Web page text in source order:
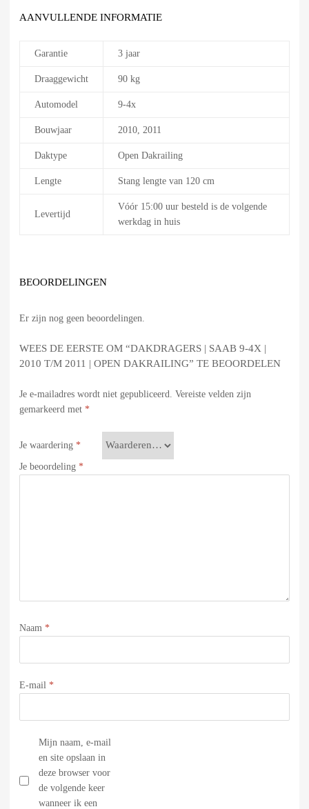
AANVULLENDE INFORMATIE
Garantie 3 jaar
Draaggewicht 90 kg
Automodel 9-4x
Bouwjaar 2010, 2011
Daktype Open Dakrailing
Lengte Stang lengte van 120 cm
Levertijd
Vóór 15:00 uur besteld is de volgende
werkdag in huis
BEOORDELINGEN
Er zijn nog geen beoordelingen.
WEES DE EERSTE OM “DAKDRAGERS | SAAB 9-4X |
2010 T/M 2011 | OPEN DAKRAILING” TE BEOORDELEN
Je e-mailadres wordt niet gepubliceerd. Vereiste velden zijn
gemarkeerd met *
Je waardering *
Je beoordeling *
Naam *
E-mail *
Mijn naam, e-mail
en site opslaan in
deze browser voor
de volgende keer
wanneer ik een